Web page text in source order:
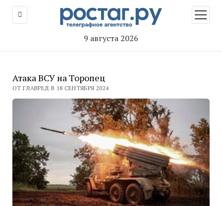
9 августа 2026
меню
Атака ВСУ на Торопец
ОТ ГЛАВРЕД В 18 СЕНТЯБРЯ 2024